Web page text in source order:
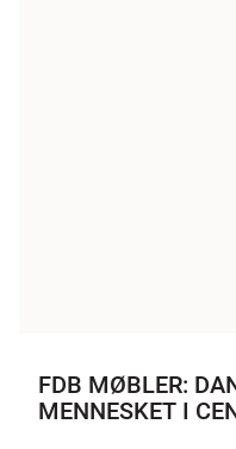
FDB MØBLER:
MENNESKET I